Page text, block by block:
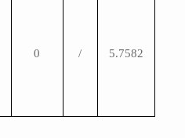
0 / 5.7582